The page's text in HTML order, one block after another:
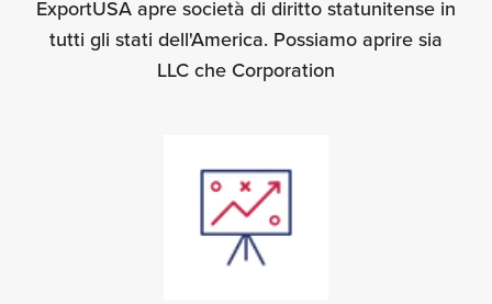
ExportUSA apre società di diritto statunitense in
tutti gli stati dell'America. Possiamo aprire sia
LLC che Corporation